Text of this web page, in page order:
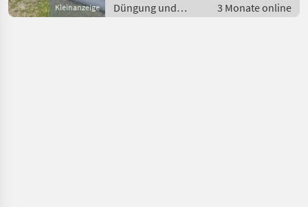
Kleinanzeige
Düngung und
Beregnung /
3 Monate online